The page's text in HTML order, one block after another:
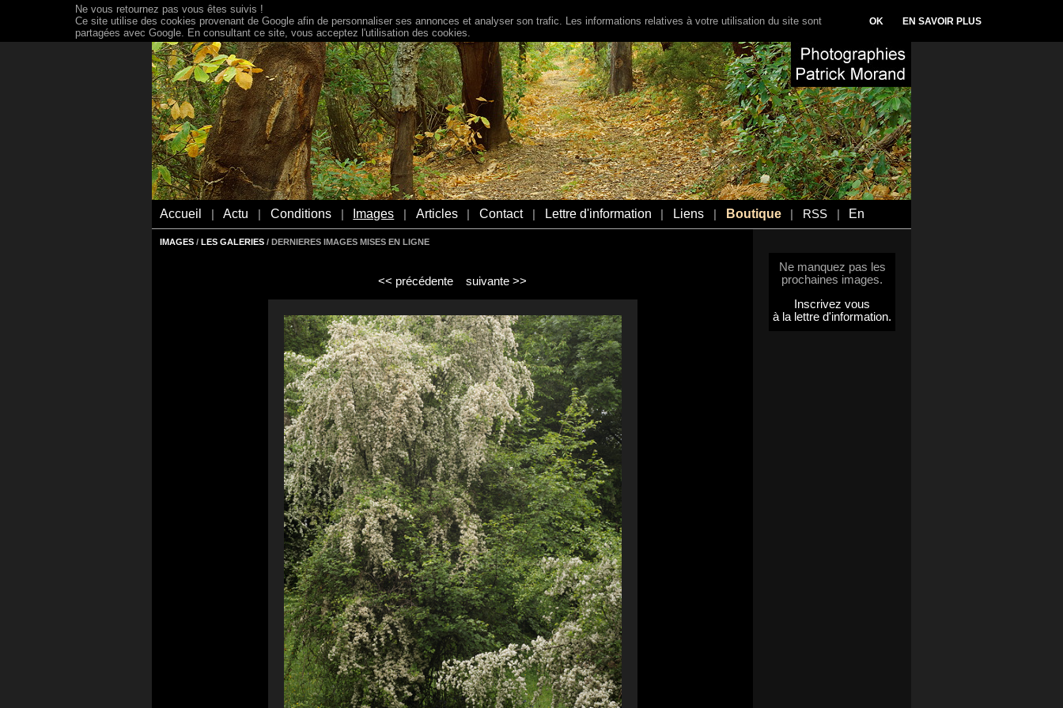
Accueil Actu Conditions Images Articles Contact Lettre d'information Liens Boutique RSS En
IMAGES / LES GALERIES / DERNIERES IMAGES MISES EN LIGNE
<< précédente suivante >>
Ne manquez pas les
prochaines images.
Inscrivez vous
à la lettre d'information.
Ne vous retournez pas vous êtes suivis !
Ce site utilise des cookies provenant de Google afin de personnaliser ses annonces et analyser son trafic. Les informations relatives à votre utilisation du site sont
partagées avec Google. En consultant ce site, vous acceptez l'utilisation des cookies.
OK EN SAVOIR PLUS